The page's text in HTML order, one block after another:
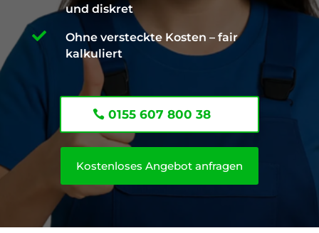
und diskret

Ohne versteckte Kosten – fair
kalkuliert
0155 607 800 38
Kostenloses Angebot anfragen